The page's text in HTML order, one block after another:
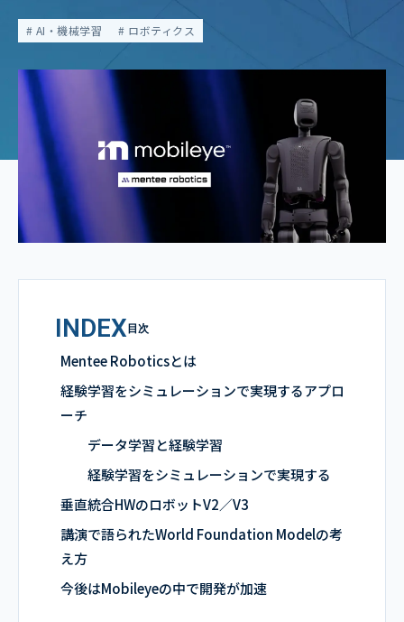
AI・機械学習 ロボティクス
INDEX目次
Mentee Roboticsとは
経験学習をシミュレーションで実現するアプロ
ーチ
データ学習と経験学習
経験学習をシミュレーションで実現する
垂直統合HWのロボットV2／V3
講演で語られたWorld Foundation Modelの考
え方
今後はMobileyeの中で開発が加速